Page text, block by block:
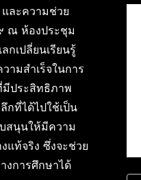
ละความช่วย
ณ ห้องประชุม
กเปลี่ยนเรียนรู้
ามสำเร็จในการ
มีประสิทธิภาพ
กที่ได้ไปใช้เป็น
สนุนให้มีความ
แท้จริง ซึ่งจะช่วย
งการศึกษาได้